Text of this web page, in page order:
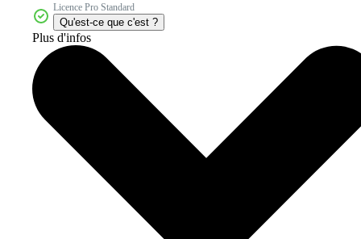
Licence Pro Standard
Qu'est-ce que c'est ?
Plus d'infos